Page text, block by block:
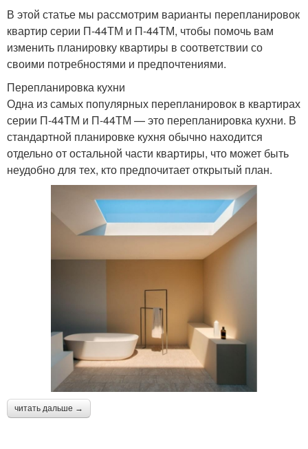
В этой статье мы рассмотрим варианты перепланировок
квартир серии П-44ТМ и П-44ТМ, чтобы помочь вам
изменить планировку квартиры в соответствии со
своими потребностями и предпочтениями.
Перепланировка кухни
Одна из самых популярных перепланировок в квартирах
серии П-44ТМ и П-44ТМ — это перепланировка кухни. В
стандартной планировке кухня обычно находится
отдельно от остальной части квартиры, что может быть
неудобно для тех, кто предпочитает открытый план.
читать дальше →